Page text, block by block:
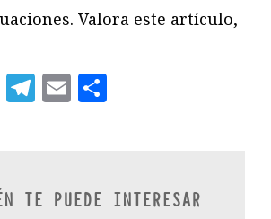
Valora este artículo,
Twitter
Telegram
Email
TE PUEDE INTERESAR